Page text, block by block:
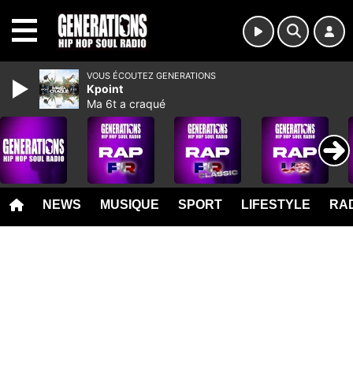
NEWS MUSIQUE SPORT LIFESTYLE
VOUS ÉCOUTEZ GENERATIONS
Kpoint
Ma 6t a craqué